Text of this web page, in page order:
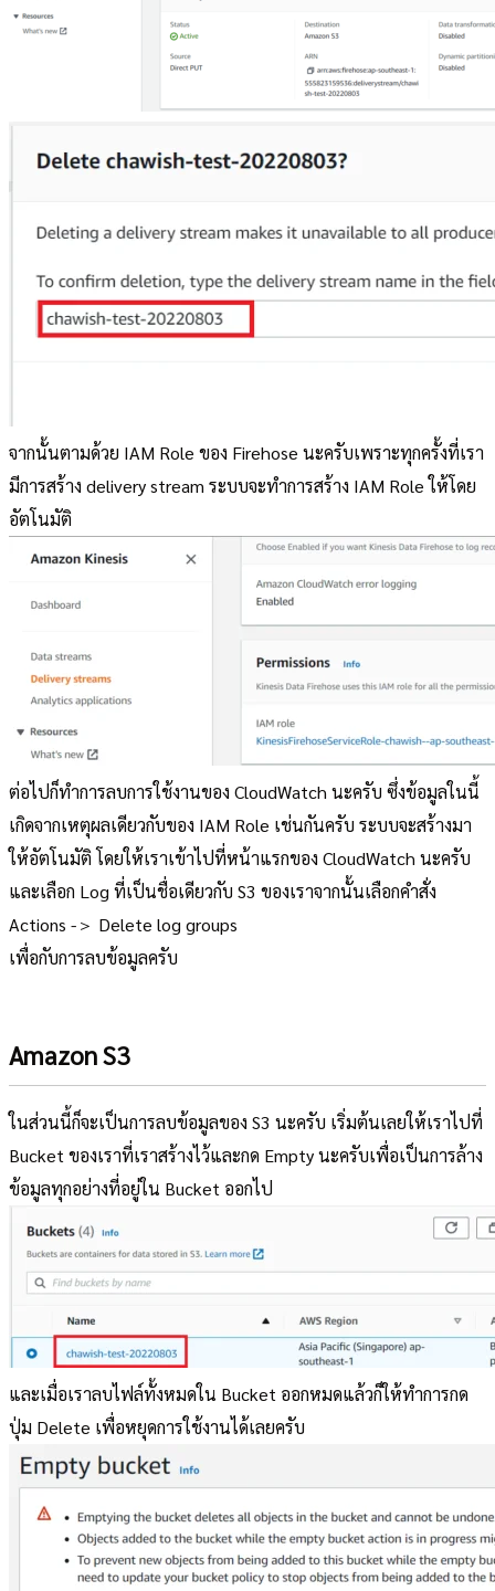
จากนั้นตามด้วย IAM Role ของ Firehose นะครับเพราะทุกครั้งที่เรา
มีการสร้าง delivery stream ระบบจะทำการสร้าง IAM Role ให้โดย
อัตโนมัติ
ต่อไปก็ทำการลบการใช้งานของ CloudWatch นะครับ ซึ่งข้อมูลในนี้
เกิดจากเหตุผลเดียวกับของ IAM Role เช่นกันครับ ระบบจะสร้างมา
ให้อัตโนมัติ โดยให้เราเข้าไปที่หน้าแรกของ CloudWatch นะครับ
และเลือก Log ที่เป็นชื่อเดียวกับ S3 ของเราจากนั้นเลือกคำสั่ง
Actions -＞ Delete log groups
เพื่อกับการลบข้อมูลครับ
Amazon S3
ในส่วนนี้ก็จะเป็นการลบข้อมูลของ S3 นะครับ เริ่มต้นเลยให้เราไปที่
Bucket ของเราที่เราสร้างไว้และกด Empty นะครับเพื่อเป็นการล้าง
ข้อมูลทุกอย่างที่อยู่ใน Bucket ออกไป
และเมื่อเราลบไฟล์ทั้งหมดใน Bucket ออกหมดแล้วก็ให้ทำการกด
ปุ่ม Delete เพื่อหยุดการใช้งานได้เลยครับ